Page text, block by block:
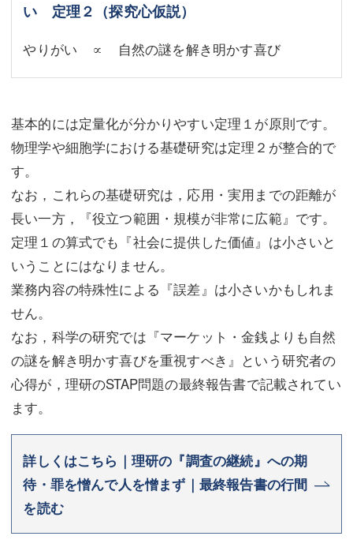
い 定理２（探究心仮説）
やりがい ∝ 自然の謎を解き明かす喜び
基本的には定量化が分かりやすい定理１が原則です。
物理学や細胞学における基礎研究は定理２が整合的で
す。
なお，これらの基礎研究は，応用・実用までの距離が
長い一方，『役立つ範囲・規模が非常に広範』です。
定理１の算式でも『社会に提供した価値』は小さいと
いうことにはなりません。
業務内容の特殊性による『誤差』は小さいかもしれま
せん。
なお，科学の研究では『マーケット・金銭よりも自然
の謎を解き明かす喜びを重視すべき』という研究者の
心得が，理研のSTAP問題の最終報告書で記載されてい
ます。
詳しくはこちら｜理研の『調査の継続』への期
待・罪を憎んで人を憎まず｜最終報告書の行間
を読む